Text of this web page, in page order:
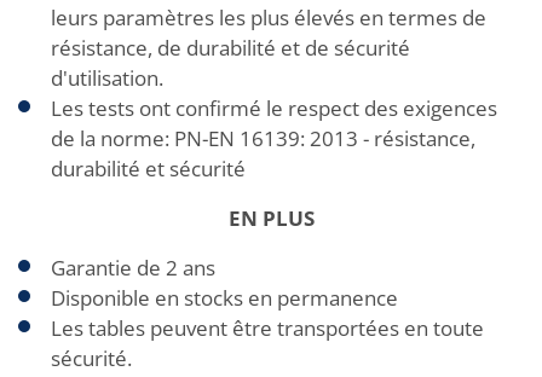
leurs paramètres les plus élevés en termes de
résistance, de durabilité et de sécurité
d'utilisation.
Les tests ont confirmé le respect des exigences
de la norme: PN-EN 16139: 2013 - résistance,
durabilité et sécurité
EN PLUS
Garantie de 2 ans
Disponible en stocks en permanence
Les tables peuvent être transportées en toute
sécurité.